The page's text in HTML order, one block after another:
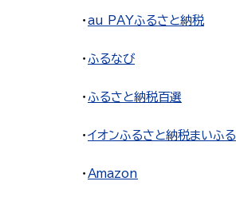
・ au PAYふるさと納税
・ ふるなび
・ ふるさと納税百選
・ イオンふるさと納税まいふる
・ Amazon